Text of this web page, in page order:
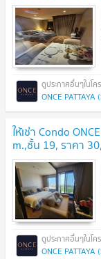
ONCE
ให้เช่า Condo
m.,ชั้น 19, ราคา
ONCE